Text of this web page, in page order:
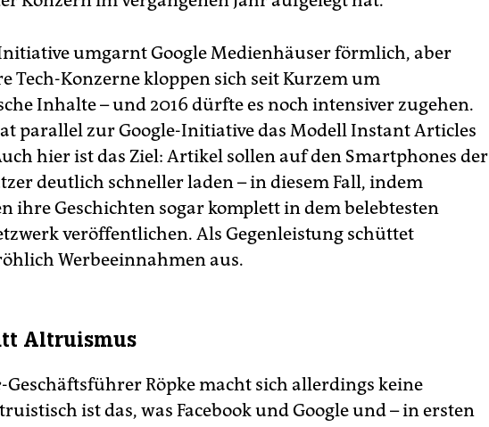
umgarnt Google Medienhäuser förmlich, aber
Tech-Konzerne kloppen sich seit Kurzem um
Inhalte – und 2016 dürfte es noch intensiver zugehen.
parallel zur Google-Initiative das Modell Instant Articles
hier ist das Ziel: Artikel sollen auf den Smartphones der
deutlich schneller laden – in diesem Fall, indem
ihre Geschichten sogar komplett in dem belebtesten
veröffentlichen. Als Gegenleistung schüttet
Werbeeinnahmen aus.
Altruismus
-Geschäftsführer Röpke macht sich allerdings keine
ist das, was Facebook und Google und – in ersten